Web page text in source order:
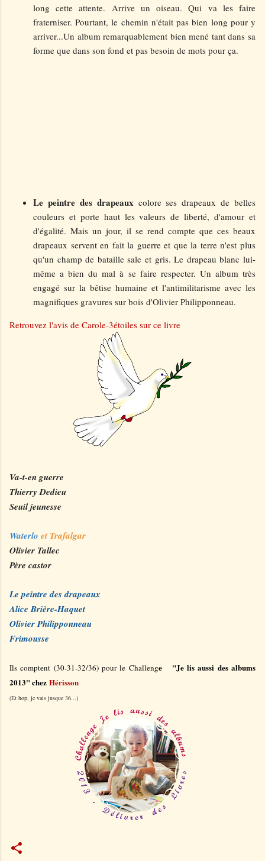
long cette attente. Arrive un oiseau. Qui va les faire
fraterniser. Pourtant, le chemin n'était pas bien long pour y
arriver...Un album remarquablement bien mené tant dans sa
forme que dans son fond et pas besoin de mots pour ça.
Le peintre des drapeaux colore ses drapeaux de belles
couleurs et porte haut les valeurs de liberté, d'amour et
d'égalité. Mais un jour, il se rend compte que ces beaux
drapeaux servent en fait la guerre et que la terre n'est plus
qu'un champ de bataille sale et gris. Le drapeau blanc lui-
même a bien du mal à se faire respecter. Un album très
engagé sur la bêtise humaine et l'antimilitarisme avec les
magnifiques gravures sur bois d'Olivier Philipponneau.
Retrouvez l'avis de Carole-3étoiles sur ce livre
Va-t-en guerre
Thierry Dedieu
Seuil jeunesse
Waterlo et Trafalgar
Olivier Tallec
Père castor
Le peintre des drapeaux
Alice Brière-Haquet
Olivier Philipponneau
Frimousse
Ils comptent (30-31-32/36) pour le Challenge"Je lis aussi des albums
2013" chez Hérisson
(Et hop, je vais jusque 36...)